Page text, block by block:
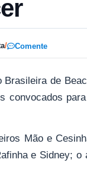
/ Comente
Brasileira de
convocados
Mão e
e Sidney;